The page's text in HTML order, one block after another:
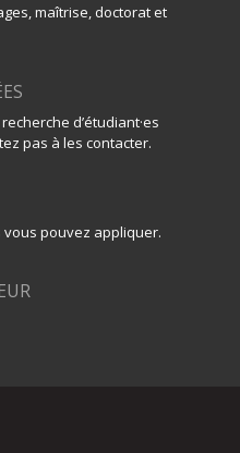
maîtrise, doctorat et
d’étudiant·es
pas à les contacter.
pouvez appliquer.